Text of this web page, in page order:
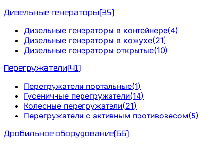
Дизельные генераторы(35)
Дизельные генераторы в контейнере(4)
Дизельные генераторы в кожухе(21)
Дизельные генераторы открытые(10)
Перегружатели(41)
Перегружатели портальные(1)
Гусеничные перегружатели(14)
Колесные перегружатели(21)
Перегружатели с активным противовесом(5)
Дробильное оборудование(66)